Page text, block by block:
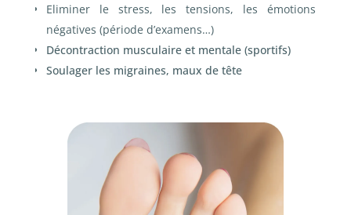
Eliminer le stress, les tensions, les émotions
négatives (période d’examens…)
Décontraction musculaire et mentale (sportifs)
Soulager les migraines, maux de tête